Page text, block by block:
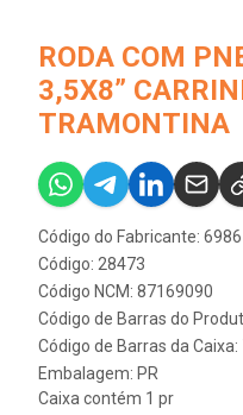
RODA COM
3,5X8”
TRAMONTINA
Código do Fabricante: 6986
Código: 28473
Código NCM: 87169090
Código de Barras do
Código de Barras da
Embalagem: PR
Caixa contém 1 pr